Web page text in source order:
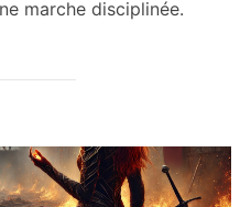
marche disciplinée.